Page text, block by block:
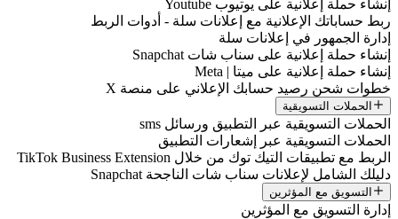
إنشاء حملة إعلانية على يوتيوب Youtube
ربط حساباتك الإعلانية مع إعلانات سلة - أدوات الربط
إدارة الجمهور في إعلانات سلة
إنشاء حملة إعلانية على سناب شات Snapchat
إنشاء حملة إعلانية على ميتا | Meta
خطوات شحن رصيد حسابك الإعلاني على منصة X
الحملات التسويقية
الحملات التسويقية عبر التطبيق ورسائل sms
الحملات التسويقية عبر إشعارات التطبيق
الربط مع تطبيقات التيك توك من خلال TikTok Business Extension
دليلك الشامل لإعلانات سناب شات الناجحة Snapchat
التسويق مع المؤثرين
إدارة التسويق مع المؤثرين